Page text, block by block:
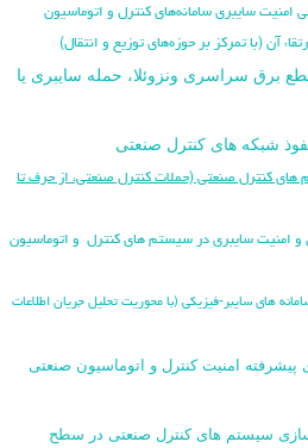
سایبری سامانه‌های کنترل و اتوماسیون
آن (با تمرکز بر حوزه‌های توزیع و انتقال)
برق سراسری ونزوئلا، حمله سایبری یا
شبکه های کنترل صنعتی
های کنترل صنعتی (حملات کنترل صنعتی، از حرف تا
و امنیت سایبری در سیستم های کنترل و اتوماسیون
های سایبر-فیزیکی (با محوریت تحلیل جریان اطلاعات
پیشرفته امنیت کنترل و اتوماسیون صنعتی
سیستم های کنترل صنعتی در سطح